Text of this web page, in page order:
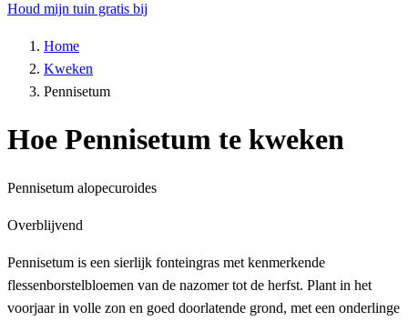
Houd mijn tuin gratis bij
Home
Kweken
Pennisetum
Hoe Pennisetum te kweken
Pennisetum alopecuroides
Overblijvend
Pennisetum is een sierlijk fonteingras met kenmerkende
flessenborstelbloemen van de nazomer tot de herfst. Plant in het
voorjaar in volle zon en goed doorlatende grond, met een onderlinge